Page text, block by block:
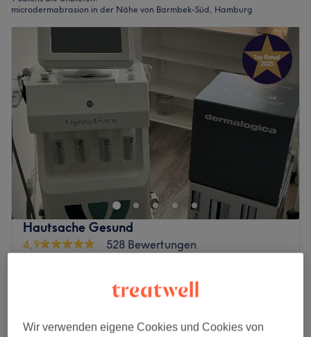
microdermabrasion in der Nähe von Barmbek-Süd, Hamburg
Hautsache Gesund
4,9
528 Bewertungen
Gesichtsbehandlung - Microdermabrasion
50 Min. - 1 Std. 10 Min.
Wir verwenden eigene Cookies und Cookies von